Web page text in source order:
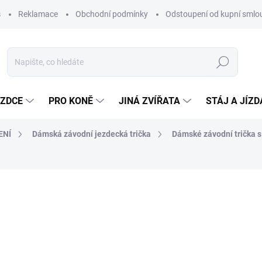
Reklamace Obchodní podmínky Odstoupení od kupní
Hledat
PRO KONĚ JINÁ ZVÍŘATA STÁJ A
Dámská závodní jezdecká trička
Dámské závodní trička